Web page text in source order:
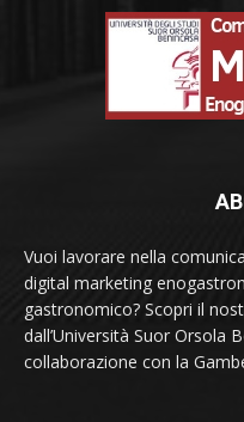
Vuoi lavorare nella
digital marketing
gastronomico? Scopri il
dall’Università Suor Orsola
collaborazione con la